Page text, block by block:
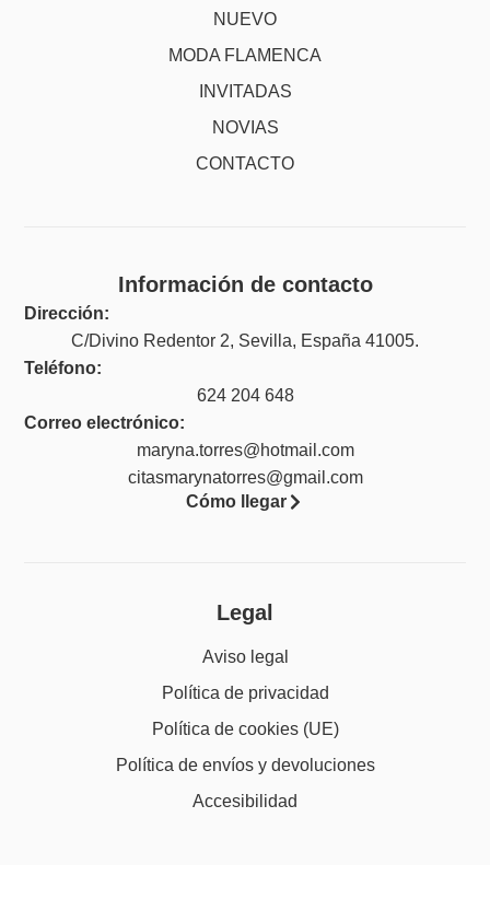
NUEVO
MODA FLAMENCA
INVITADAS
NOVIAS
CONTACTO
Información de contacto
Dirección:
C/Divino Redentor 2, Sevilla, España 41005.
Teléfono:
624 204 648
Correo electrónico:
maryna.torres@hotmail.com
citasmarynatorres@gmail.com
Cómo llegar
Legal
Aviso legal
Política de privacidad
Política de cookies (UE)
Política de envíos y devoluciones
Accesibilidad